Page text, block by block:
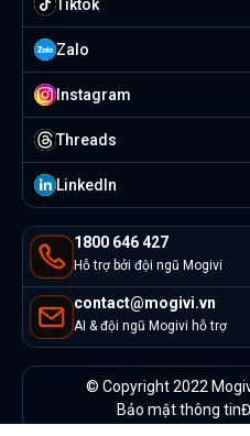
1800 646 427
Hỗ trợ bởi đội ngũ Mogivi
contact@mogivi.vn
AI & đội ngũ Mogivi hỗ trợ
Tiktok
Zalo
Instagram
Threads
Linkedln
© Copyright 2022
Bảo mật thông tin